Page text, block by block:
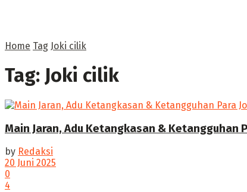
Home Tag Joki cilik
Tag: Joki cilik
Main Jaran, Adu Ketangkasan & Ketangguhan
by Redaksi
20 Juni 2025
0
4